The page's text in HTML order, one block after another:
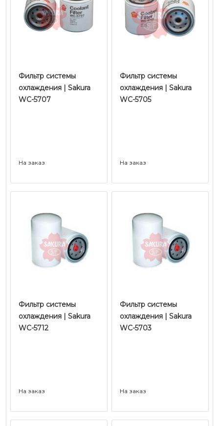
Фильтр системы
охлаждения | Sakura
WC-5707
На заказ
Фильтр системы
охлаждения | Sakura
WC-5705
На заказ
Фильтр системы
охлаждения | Sakura
WC-5712
На заказ
Фильтр системы
охлаждения | Sakura
WC-5703
На заказ